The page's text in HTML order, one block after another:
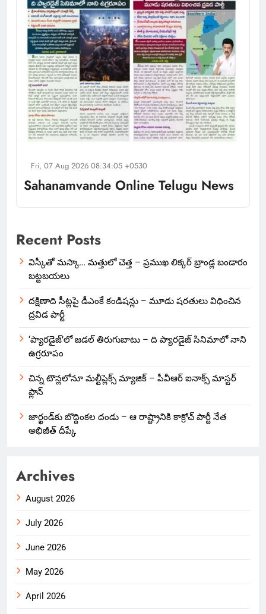
Fri, 07 Aug 2026 08:34:05 +0530
Sahanamvande Online Telugu News
Recent Posts
విస్కీతో మస్కా… మత్తులో చెత్త – ప్రముఖ లిక్కర్ బ్రాండ్ల బండారం
బట్టబయలు
దక్షిణాది సీట్లపై డీఎంకే కండిషన్లు – మూడు షరతులు విధించిన
ద్రవిడ పార్టీ
‘ప్యారడైజ్’లో జడల్ తిరుగుబాటు – ది ప్యారడైజ్ సినిమాలో నాని
ఉగ్రరూపం
చిన్న టౌన్లలోనూ మల్టీప్లెక్స్‌ మ్యాజిక్ – పీవీఆర్ ఐనాక్స్ మాస్టర్
ప్లాన్
జార్ఖండ్‌కు బొద్దింకల దండు – ఆ రాష్ట్రానికి కాక్రోచ్ పార్టీ నేత
అభిజీత్ దీప్కే
Archives
August 2026
July 2026
June 2026
May 2026
April 2026